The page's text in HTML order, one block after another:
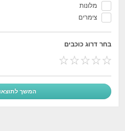
מלונות
צימרים
בחר דרוג כוכבים